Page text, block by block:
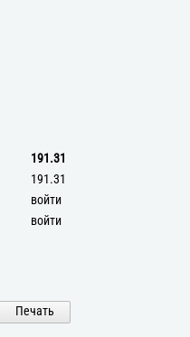
191.31
191.31
войти
войти
Печать